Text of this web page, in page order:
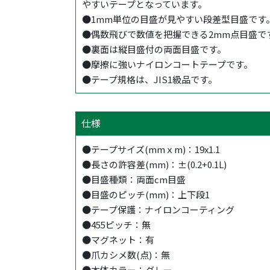
やすいテープとなっています。
●1mm単位の目盛が見やすい段差型目盛です
●偶数飛びで数値を把握できる2mm点目盛で
●裏面は縦目盛付の両面目盛です。
●摩擦に強いナイロンコートテープです。
●テープ規格は、JIS1級品です。
仕様
●テープサイズ(mmｘm)：19x1.1
●長さの許容差(mm)：±(0.2+0.1L)
●目盛種類：両面cm目盛
●目盛のピッチ(mm)：上下段1
●テープ保護：ナイロンコーティング
●455ピッチ：無
●マグネット：有
●爪カシメ数(点)：無